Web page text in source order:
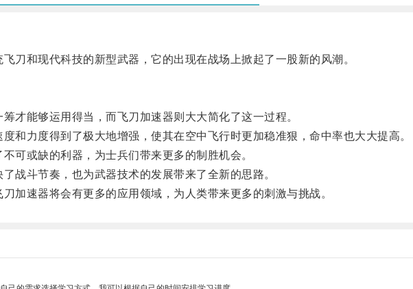
和现代科技的新型武器，它的出现在战场上掀起了一股新的风潮。
能够运用得当，而飞刀加速器则大大简化了这一过程。
力度得到了极大地增强，使其在空中飞行时更加稳准狠，命中率也大大提高。
或缺的利器，为士兵们带来更多的制胜机会。
斗节奏，也为武器技术的发展带来了全新的思路。
速器将会有更多的应用领域，为人类带来更多的刺激与挑战。